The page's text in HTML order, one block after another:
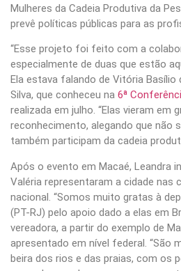
Mulheres da Cadeia Produtiva da
prevê políticas públicas para as
“Esse projeto foi feito com a
especialmente de duas que estão
Ela estava falando de Vitória Basílio
Silva, que conheceu na 6ª
realizada em julho. “Elas vieram em
reconhecimento, alegando que não
também participam da cadeia
Após o evento em Macaé, Leandra
Valéria representaram a cidade nas
nacional. “Somos muito gratas à
(PT-RJ) pelo apoio dado a elas em
vereadora, a partir do exemplo de
apresentado em nível federal. “São
beira dos rios e das praias, com os